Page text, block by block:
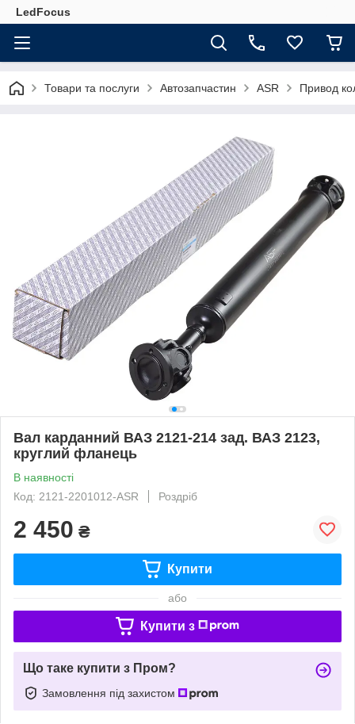
LedFocus
Товари та послуги Автозапчастин ASR Привод
Вал карданний ВАЗ 2121-214 зад. ВАЗ 2123,
круглий фланець
В наявності
Код: 2121-2201012-ASR
Роздріб
2 450 ₴
Купити
або
Купити з
Що таке купити з Пром?
Замовлення під захистом